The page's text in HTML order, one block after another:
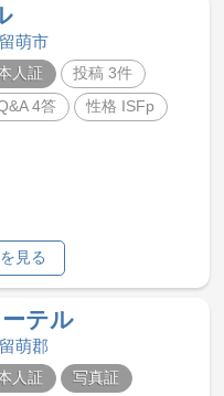
萌市
人証
投稿 3件
4答
性格 ISFp
見る
テル
萌郡
人証
写真証